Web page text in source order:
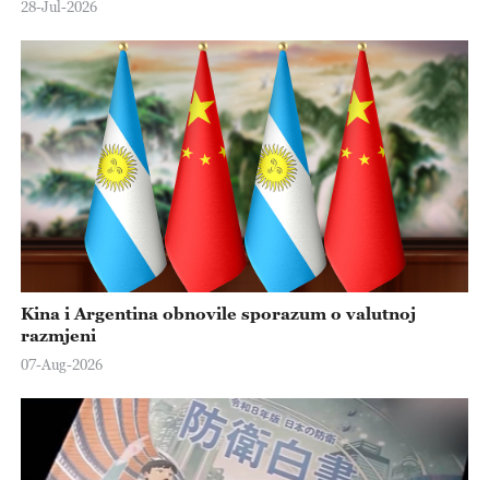
28-Jul-2026
Kina i Argentina obnovile sporazum o valutnoj
razmjeni
07-Aug-2026